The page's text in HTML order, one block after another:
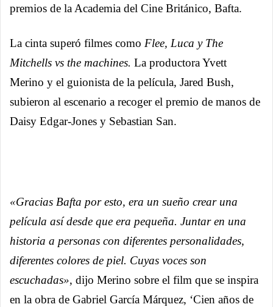
premios de la Academia del Cine Británico, Bafta.
La cinta superó filmes como Flee, Luca y The
Mitchells vs the machines. La productora Yvett
Merino y el guionista de la película, Jared Bush,
subieron al escenario a recoger el premio de manos de
Daisy Edgar-Jones y Sebastian San.
«Gracias Bafta por esto, era un sueño crear una
película así desde que era pequeña. Juntar en una
historia a personas con diferentes personalidades,
diferentes colores de piel. Cuyas voces son
escuchadas», dijo Merino sobre el film que se inspira
en la obra de Gabriel García Márquez, ‘Cien años de